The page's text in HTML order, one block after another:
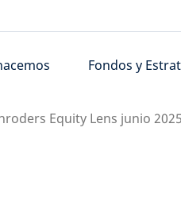
Fondos y
Equity Lens junio